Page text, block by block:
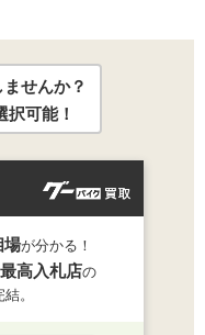
ませんか？
択可能！
場が分かる！
最高入札店の
。